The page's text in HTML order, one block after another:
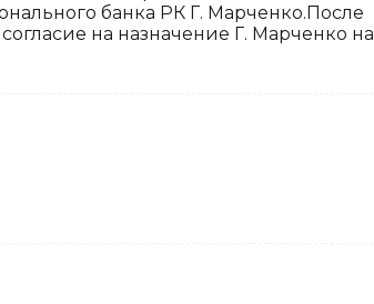
банка РК Г. Марченко.После
на назначение Г. Марченко на